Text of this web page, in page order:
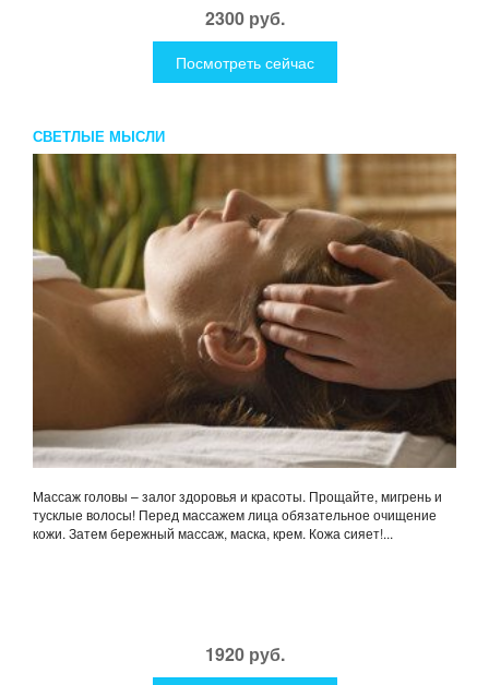
2300 руб.
Посмотреть сейчас
СВЕТЛЫЕ МЫСЛИ
Массаж головы – залог здоровья и красоты. Прощайте, мигрень и
тусклые волосы! Перед массажем лица обязательное очищение
кожи. Затем бережный массаж, маска, крем. Кожа сияет!...
1920 руб.